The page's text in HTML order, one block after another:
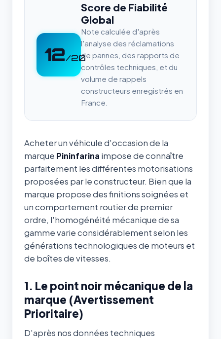
12/20
Score de Fiabilité
Global
Note calculée d'après
l'analyse des réclamations
de pannes, des rapports de
contrôles techniques, et du
volume de rappels
constructeurs enregistrés en
France.
Acheter un véhicule d'occasion de la
marque Pininfarina impose de connaître
parfaitement les différentes motorisations
proposées par le constructeur. Bien que la
marque propose des finitions soignées et
un comportement routier de premier
ordre, l'homogénéité mécanique de sa
gamme varie considérablement selon les
générations technologiques de moteurs et
de boîtes de vitesses.
1. Le point noir mécanique de la
marque (Avertissement
Prioritaire)
D'après nos données techniques